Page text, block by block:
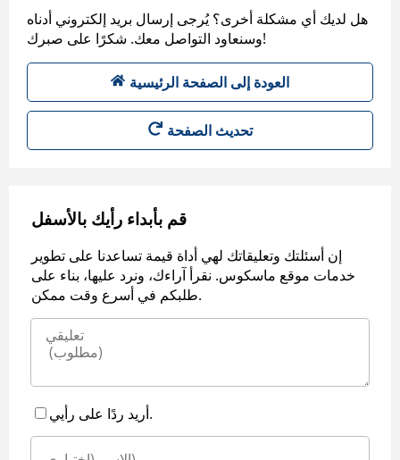
هل لديك أي مشكلة أخرى؟ يُرجى إرسال بريد إلكتروني أدناه
وسنعاود التواصل معك. شكرًا على صبرك!
العودة إلى الصفحة الرئيسية
تحديث الصفحة
قم بأبداء رأيك بالأسفل
إن أسئلتك وتعليقاتك لهي أداة قيمة تساعدنا على تطوير
خدمات موقع ماسكوس. نقرأ آراءك، ونرد عليها، بناء على
طلبكم في أسرع وقت ممكن.
أريد ردًا على رأيي.